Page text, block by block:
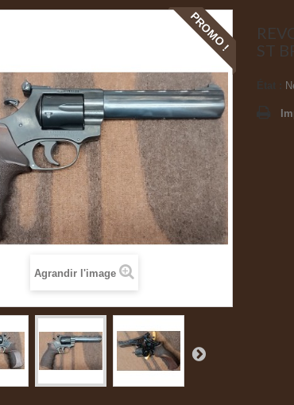
PROMO !
Agrandir l'image
ST